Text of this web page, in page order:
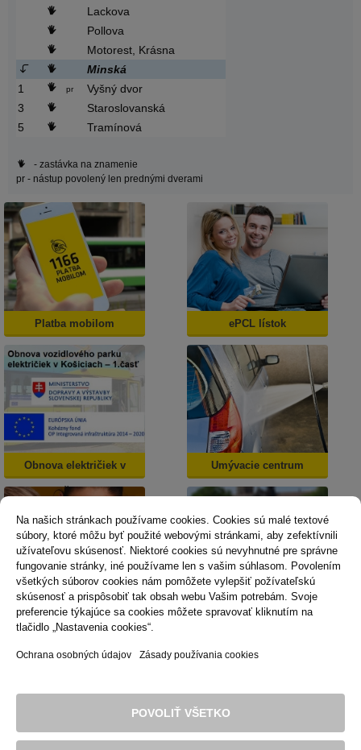
Na našich stránkach používame cookies. Cookies sú malé textové
súbory, ktoré môžu byť použité webovými stránkami, aby zefektívnili
užívateľovu skúsenosť. Niektoré cookies sú nevyhnutné pre správne
fungovanie stránky, iné používame len s vašim súhlasom. Povolením
všetkých súborov cookies nám pomôžete vylepšiť požívateľskú
skúsenosť a prispôsobiť tak obsah webu Vašim potrebám. Svoje
preferencie týkajúce sa cookies môžete spravovať kliknutím na
tlačidlo „Nastavenia cookies“.
Ochrana osobných údajov Zásady používania cookies
POVOLIŤ VŠETKO
Lackova
Pollova
Motorest, Krásna
Minská
1
pr
Vyšný dvor
3
Staroslovanská
5
Tramínová
- zastávka na znamenie
pr - nástup povolený len prednými dverami
Platba mobilom ePCL lístok
Obnova električiek v
Košiciach
Umývacie centrum
Dopravná psychológia Mestská karta
Zásady používania cookies
© 2016 Dopravný podnik mesta Košice, akciová spoločnosť. Všetky